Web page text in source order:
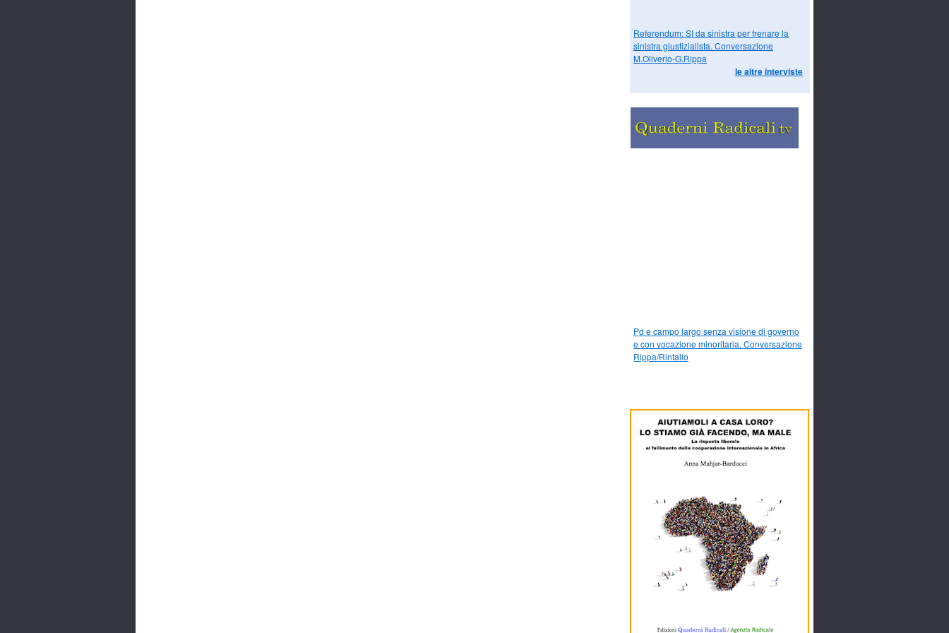
Referendum: SI da sinistra per frenare la
sinistra giustizialista. Conversazione
M.Oliverio-G.Rippa
le altre interviste
Pd e campo largo senza visione di governo
e con vocazione minoritaria. Conversazione
Rippa/Rintallo